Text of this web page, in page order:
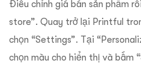
Điều chỉnh giá bán sản phẩm
store”. Quay trở lại Printful
chọn “Settings”. Tại
chọn màu cho hiển thị và bấm